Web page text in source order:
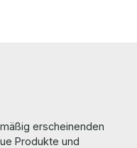
erscheinenden
Produkte und